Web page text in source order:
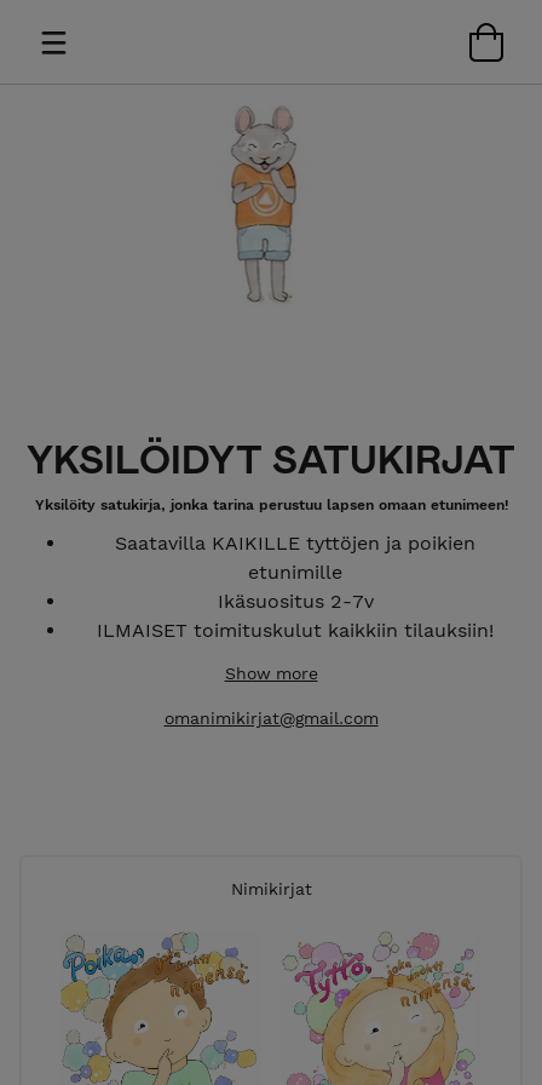
YKSILÖIDYT SATUKIRJAT
Yksilöity satukirja, jonka tarina perustuu lapsen omaan etunimeen!
Saatavilla KAIKILLE tyttöjen ja poikien
etunimille
Ikäsuositus 2-7v
ILMAISET toimituskulut kaikkiin tilauksiin!
lapsen nimen kirjainten mukaan
Saatavilla myös ABC-kirja sekä ABC-puuhakirja
keskenään erilaisia. Jokainen nimikirja on yksilöllinen
kirja: kirjoissa ei siis vain muutu samassa tarinassa
lapsen nimi, vaan kirjojen tarinasivut ovat keskenään
erilaisia. Nimikirjoissa seikkailee Hikka-Hiiri kirjan
päähenkilön tytön tai pojan kanssa. Seikkailussa
vieraillaan taikametsän väen luona, joiden nimien
alkukirjaimista tarinan lapsi kirjan lopussa päättelee
Show more
omanimikirjat@gmail.com
Nimikirjat